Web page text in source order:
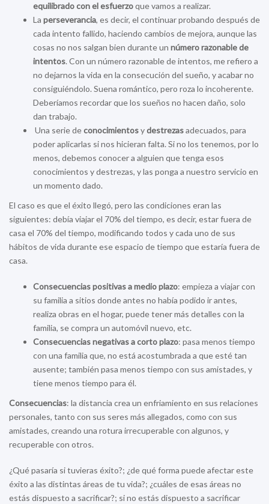
equilibrado con el esfuerzoque vamos a realizar.
La perseverancia, es decir, el continuar probando después de
cada intento fallido, haciendo cambios de mejora, aunque las
cosas no nos salgan bien durante un número razonable de
intentos. Con un número razonable de intentos, me refiero a
no dejarnos la vida en la consecución del sueño, y acabar no
consiguiéndolo. Suena romántico, pero roza lo incoherente.
Deberíamos recordar que los sueños no hacen daño, solo
dan trabajo.
Una serie deconocimientosydestrezasadecuados, para
poder aplicarlas si nos hicieran falta. Si no los tenemos, por lo
menos, debemos conocer a alguien que tenga esos
conocimientos y destrezas, y las ponga a nuestro servicio en
un momento dado.
El caso es que el éxito llegó, pero las condiciones eran las
siguientes: debía viajar el 70% del tiempo, es decir, estar fuera de
casa el 70% del tiempo, modificando todos y cada uno de sus
hábitos de vida durante ese espacio de tiempo que estaría fuera de
casa.
Consecuencias positivas a medio plazo: empieza a viajar con
su familia a sitios donde antes no había podido ir antes,
realiza obras en el hogar, puede tener más detalles con la
familia, se compra un automóvil nuevo, etc.
Consecuencias negativas a corto plazo: pasa menos tiempo
con una familia que, no está acostumbrada a que esté tan
ausente; también pasa menos tiempo con sus amistades, y
tiene menos tiempo para él.
Consecuencias: la distancia crea un enfriamiento en sus relaciones
personales, tanto con sus seres más allegados, como con sus
amistades, creando una rotura irrecuperable con algunos, y
recuperable con otros.
¿Qué pasaría si tuvieras éxito?; ¿de qué forma puede afectar este
éxito a las distintas áreas de tu vida?; ¿cuáles de esas áreas no
estás dispuesto a sacrificar?; si no estás dispuesto a sacrificar